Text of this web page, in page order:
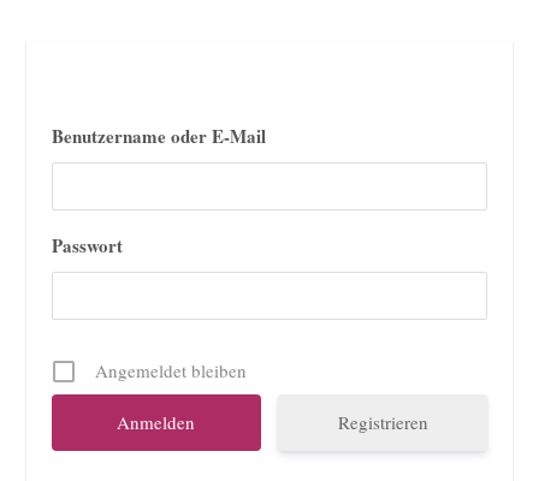
Benutzername oder E-Mail
Passwort
Angemeldet bleiben
Registrieren